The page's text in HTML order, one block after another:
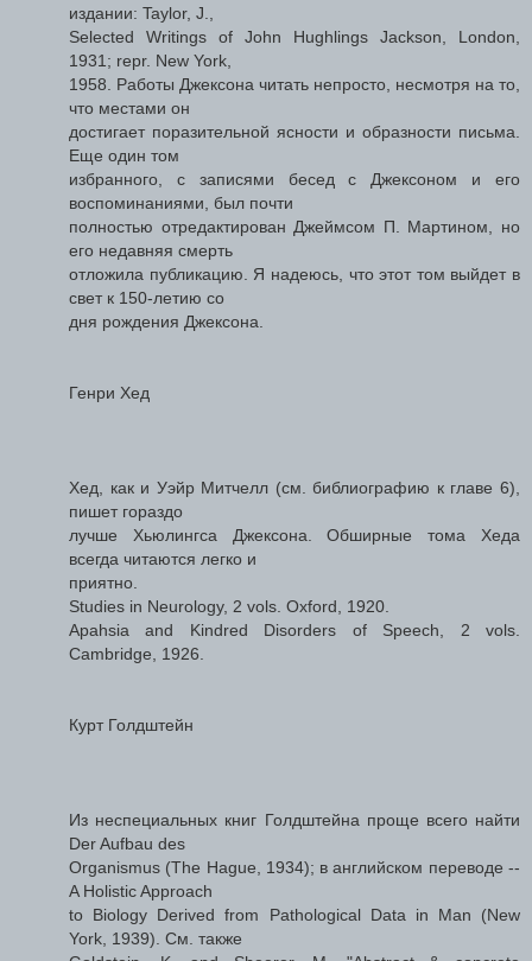
издании: Taylor, J.,
Selected Writings of John Hughlings Jackson, London,
1931; repr. New York,
1958. Работы Джексона читать непросто, несмотря на то,
что местами он
достигает поразительной ясности и образности письма.
Еще один том
избранного, с записями бесед с Джексоном и его
воспоминаниями, был почти
полностью отредактирован Джеймсом П. Мартином, но
его недавняя смерть
отложила публикацию. Я надеюсь, что этот том выйдет в
свет к 150-летию со
дня рождения Джексона.
Генри Хед
Хед, как и Уэйр Митчелл (см. библиографию к главе 6),
пишет гораздо
лучше Хьюлингса Джексона. Обширные тома Хеда
всегда читаются легко и
приятно.
Studies in Neurology, 2 vols. Oxford, 1920.
Apahsia and Kindred Disorders of Speech, 2 vols.
Cambridge, 1926.
Курт Голдштейн
Из неспециальных книг Голдштейна проще всего найти
Der Aufbau des
Organismus (The Hague, 1934); в английском переводе --
A Holistic Approach
to Biology Derived from Pathological Data in Man (New
York, 1939). См. также